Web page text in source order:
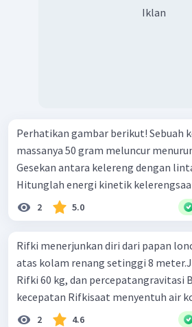
Iklan
Perhatikan gambar berikut! Sebuah kelereng yang
massanya 50 gram meluncur
Gesekan antara kelereng dengan
Hitunglah energi kinetik
2 5.0
Rifki menerjunkan diri dari papan
atas kolam renang setinggi 8
Rifki 60 kg, dan percepatangravitasi
kecepatan Rifkisaat menyentuh air
2 4.6